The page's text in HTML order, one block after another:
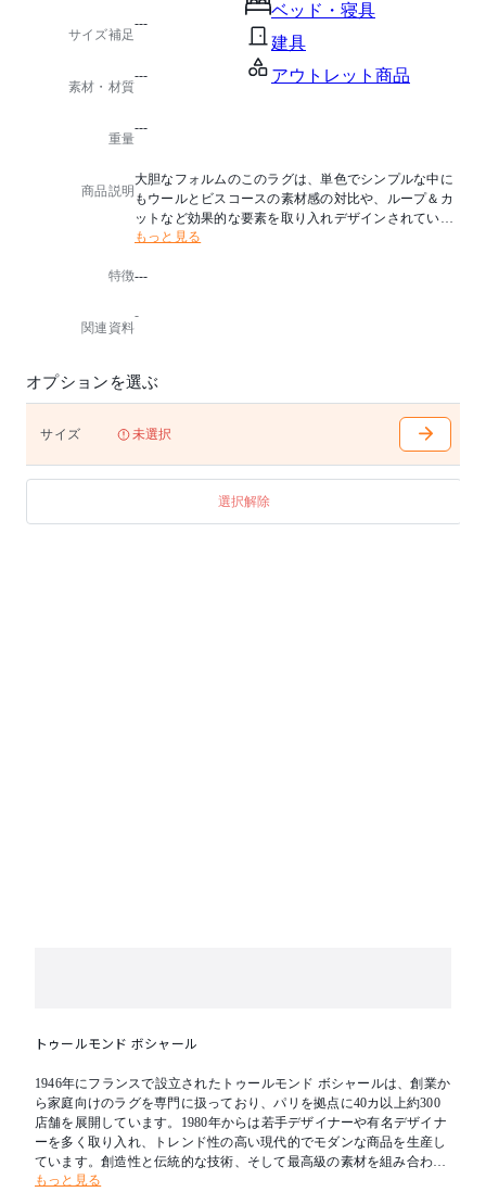
ベッド・寝具
建具
アウトレット商品
サイズ補足
---
素材・材質
---
重量
---
商品説明
大胆なフォルムのこのラグは、単色でシンプルな中に
もウールとビスコースの素材感の対比や、ループ＆カ
ットなど効果的な要素を取り入れデザインされていま
す。(ダイカットされたフォルムと渦巻くデザインが面
海外からの取り寄せ商品のため、お届けまで約1.5ヶ月
文後のキャンセルは原則お受けできません。予めご了
承ください。
■大型商品の搬入についての注意事項
お申し込みの前に、搬入経路を必ずご確認ください。
搬入できずに返品される場合は、中途解約となり、中
途解約手数料及び往復送料をご負担いただきます。予
もっと見る
特徴---
関連資料
-
オプションを選ぶ
サイズ 未選択
選択解除
トゥールモンド ボシャール
1946年にフランスで設立されたトゥールモンド ボシャールは、創業か
ら家庭向けのラグを専門に扱っており、パリを拠点に40カ以上約300
店舗を展開しています。1980年からは若手デザイナーや有名デザイナ
ーを多く取り入れ、トレンド性の高い現代的でモダンな商品を生産し
ています。創造性と伝統的な技術、そして最高級の素材を組み合わせ
たそのコレクションは、生産拠点はインドやネパールとフランスから
もっと見る